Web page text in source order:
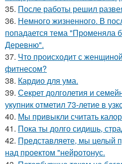
35. После работы решил
36. Немного жизненного. В
попадается тема "Променяла
Деревню".
37. Что происходит с
фитнесом?
38. Кардио для ума.
39. Секрет долголетия и
укупник отметил 73-летие в
40. Мы привыкли считать
41. Пока ты долго сидишь,
42. Представляете, мы целый
над проектом "нейротонус.